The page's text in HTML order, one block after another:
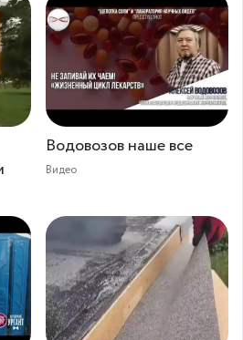
Водовозов наше все
Видео